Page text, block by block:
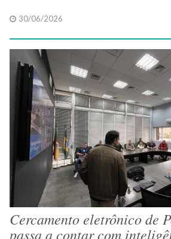
30/06/2026
Cercamento eletrônico de
passa a contar com